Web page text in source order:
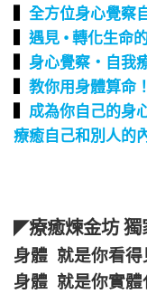
▍ 全方位身心覺察
▍ 遇見 • 轉化生命
▍ 身心覺察‧自我
▍ 教你用身體算命
▍ 成為你自己的身
療癒自己和別人的
◤療癒煉金坊
身體 就是你看
身體 就是你實